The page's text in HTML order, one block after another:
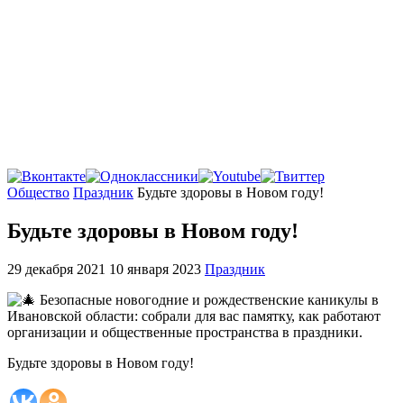
Главная
Общество Праздник Будьте здоровы в Новом году!
Будьте здоровы в Новом году!
29 декабря 2021 10 января 2023 Праздник
Безопасные новогодние и рождественские каникулы в
Ивановской области: собрали для вас памятку, как работают
организации и общественные пространства в праздники.
Будьте здоровы в Новом году!